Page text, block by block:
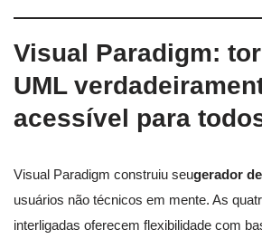
Visual Paradigm:
UML
acessível para
Visual Paradigm construiu seugerador
usuários não técnicos em mente. As
interligadas oferecem flexibilidade com